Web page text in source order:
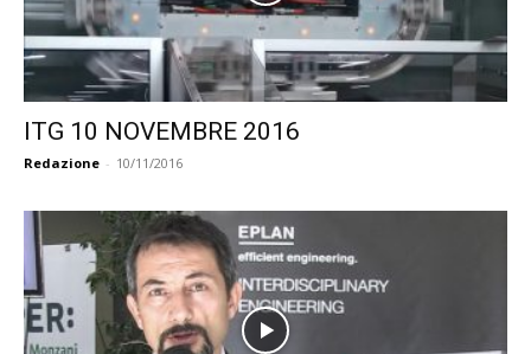
ITG 10 NOVEMBRE 2016
Redazione - 10/11/2016